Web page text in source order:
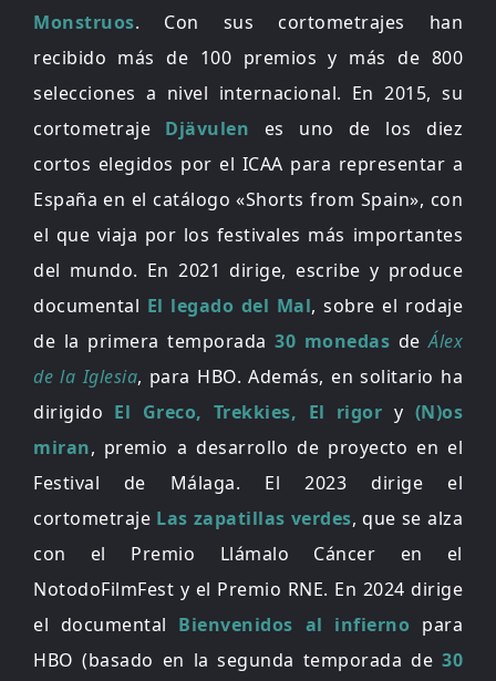
Monstruos. Con sus cortometrajes han
recibido más de 100 premios y más de 800
selecciones a nivel internacional. En 2015, su
cortometraje Djävulen es uno de los diez
cortos elegidos por el ICAA para representar a
España en el catálogo «Shorts from Spain», con
el que viaja por los festivales más importantes
del mundo. En 2021 dirige, escribe y produce
documental El legado del Mal, sobre el rodaje
de la primera temporada 30 monedas deÁlex
de la Iglesia, para HBO. Además, en solitario ha
dirigido El Greco, Trekkies, El rigor y (N)os
miran, premio a desarrollo de proyecto en el
Festival de Málaga. El 2023 dirige el
cortometraje Las zapatillas verdes, que se alza
con el Premio Llámalo Cáncer en el
NotodoFilmFest y el Premio RNE. En 2024 dirige
el documental Bienvenidos al infierno para
HBO (basado en la segunda temporada de 30